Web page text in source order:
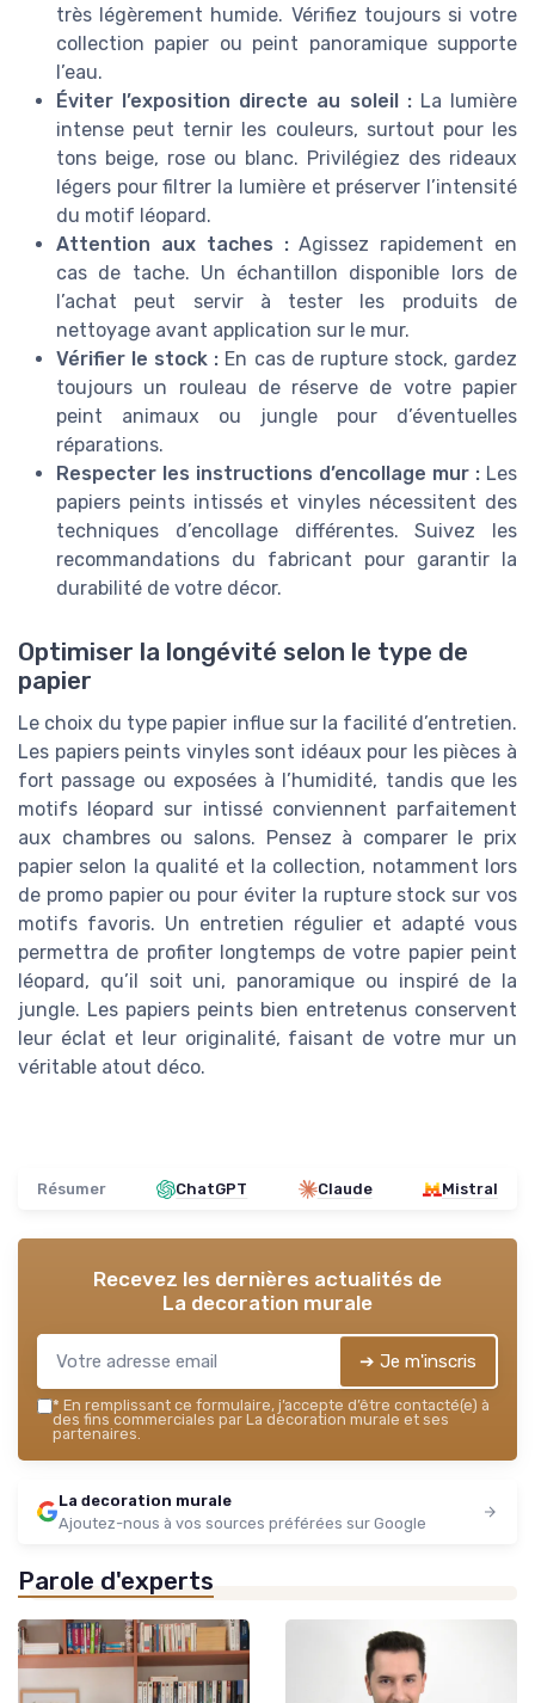
très légèrement humide. Vérifiez toujours si votre
collection papier ou peint panoramique supporte
l’eau.
Éviter l’exposition directe au soleil :La lumière
intense peut ternir les couleurs, surtout pour les
tons beige, rose ou blanc. Privilégiez des rideaux
légers pour filtrer la lumière et préserver l’intensité
du motif léopard.
Attention aux taches :Agissez rapidement en
cas de tache. Un échantillon disponible lors de
l’achat peut servir à tester les produits de
nettoyage avant application sur le mur.
Vérifier le stock : En cas de rupture stock, gardez
toujours un rouleau de réserve de votre papier
peint animaux ou jungle pour d’éventuelles
réparations.
Respecter les instructions d’encollage mur : Les
papiers peints intissés et vinyles nécessitent des
techniques d’encollage différentes. Suivez les
recommandations du fabricant pour garantir la
durabilité de votre décor.
Optimiser la longévité selon le type de
papier
Le choix du type papier influe sur la facilité d’entretien.
Les papiers peints vinyles sont idéaux pour les pièces à
fort passage ou exposées à l’humidité, tandis que les
motifs léopard sur intissé conviennent parfaitement
aux chambres ou salons. Pensez à comparer le prix
papier selon la qualité et la collection, notamment lors
de promo papier ou pour éviter la rupture stock sur vos
motifs favoris. Un entretien régulier et adapté vous
permettra de profiter longtemps de votre papier peint
léopard, qu’il soit uni, panoramique ou inspiré de la
jungle. Les papiers peints bien entretenus conservent
leur éclat et leur originalité, faisant de votre mur un
véritable atout déco.
Résumer ChatGPT Claude Mistral
Recevez les dernières actualités de
La decoration murale
➔ Je m'inscris
* En remplissant ce formulaire, j’accepte d’être contacté(e) à
des fins commerciales par La decoration murale et ses
partenaires.
La decoration murale
Ajoutez-nous à vos sources préférées sur Google
Parole d'experts